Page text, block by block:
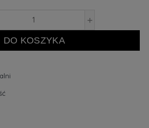
+
DO KOSZYKA